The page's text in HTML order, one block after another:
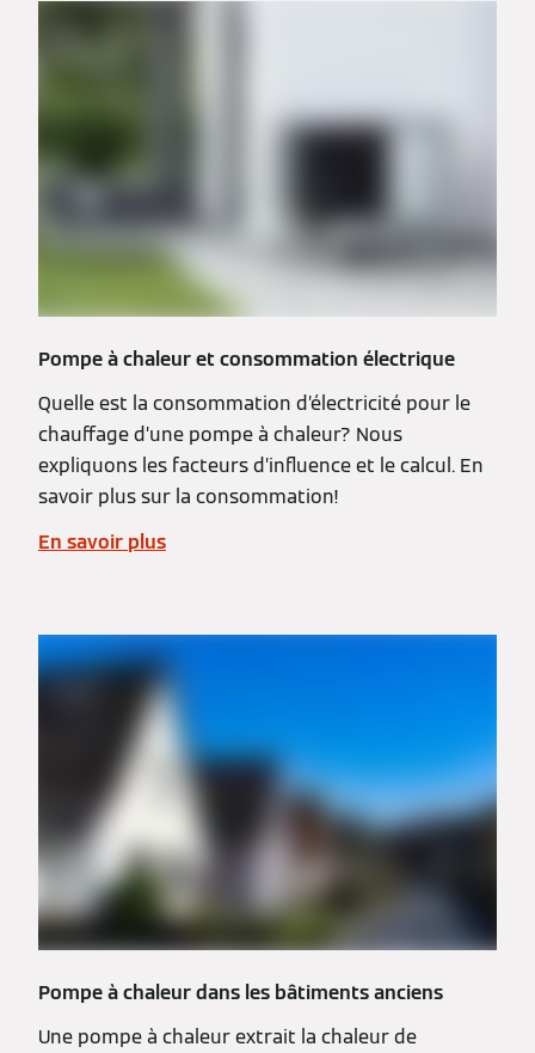
Pompe à chaleur et consommation électrique
Quelle est la consommation d’électricité pour le
chauffage d’une pompe à chaleur? Nous
expliquons les facteurs d’influence et le calcul. En
savoir plus sur la consommation!
En savoir plus
Pompe à chaleur dans les bâtiments anciens
Une pompe à chaleur extrait la chaleur de